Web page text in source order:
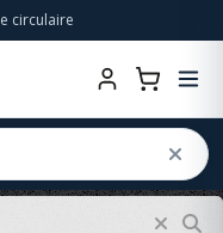
circulaire